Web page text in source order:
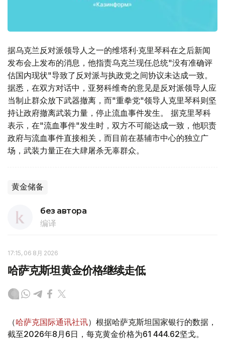
据乌克兰反对派领导人之一的维塔利∙克里琴科在之后新闻
发布会上发布的消息，他指责乌克兰现任总统"没有准确评
估国内现状"导致了反对派与执政党之间协议未达成一致。
据悉，在双方对话中，亚努科维奇的意见是反对派领导人应
当制止群众放下武器撤离，而"重拳党"领导人克里琴科则坚
持让政府撤离武装力量，停止流血事件发生。 据克里琴科
表示，在"流血事件"发生时，双方不可能达成一致，他职责
政府与流血事件直接相关，而目前在基辅市中心的独立广
场，武装力量正在大肆屠杀无辜群众。
黄金储备
без автора
编译
17:15, 06 8月 2026
哈萨克斯坦黄金价格继续走低
（哈萨克国际通讯社讯）根据哈萨克斯坦国家银行的数据，
截至2026年8月6日，每克黄金价格为61 444.62坚戈。